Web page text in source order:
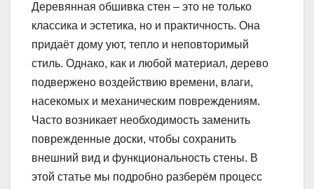
Деревянная обшивка стен – это не только
классика и эстетика, но и практичность. Она
придаёт дому уют, тепло и неповторимый
стиль. Однако, как и любой материал, дерево
подвержено воздействию времени, влаги,
насекомых и механическим повреждениям.
Часто возникает необходимость заменить
поврежденные доски, чтобы сохранить
внешний вид и функциональность стены. В
этой статье мы подробно разберём процесс